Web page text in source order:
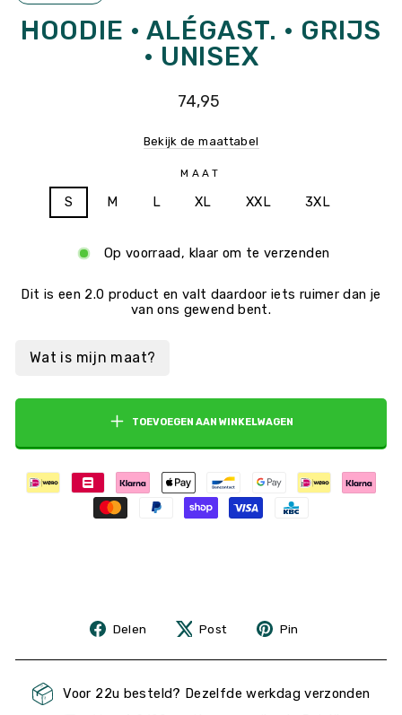
HOODIE • ALÉGAST. • GRIJS
• UNISEX
Gewone
74,95
Bekijk de maattabel
MAAT
S M L XL XXL 3XL
Op voorraad, klaar om te verzenden
Dit is een 2.0 product en valt daardoor iets ruimer dan je
van ons gewend bent.
TOEVOEGEN AAN WINKELWAGEN
Delen
Delen
Facebook
Post Post Pin
Pinterest
Voor 22u besteld? Dezelfde werkdag verzonden